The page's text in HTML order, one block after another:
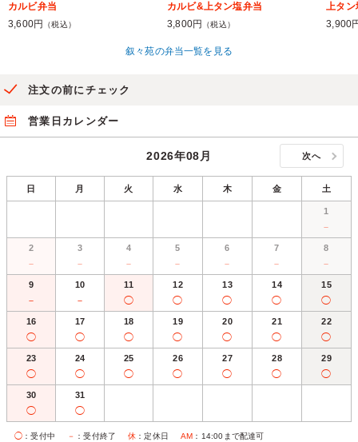
カルビ弁当
3,600円
（税込）
カルビ&上タン塩弁当
3,800円
（税込）
上タン
3,900
叙々苑の弁当一覧を見る
注文の前にチェック
営業日カレンダー
2026年08月 次へ
日 月 火 水 木 金 土
1
－
2
－
3
－
4
－
5
－
6
－
7
－
8
－
9
－
10
－
11
◯
12
◯
13
◯
14
◯
15
◯
16
◯
17
◯
18
◯
19
◯
20
◯
21
◯
22
◯
23
◯
24
◯
25
◯
26
◯
27
◯
28
◯
29
◯
30
◯
31
◯
◯ ：受付中 － ：受付終了 休 ：定休日 AM ：14:00まで配達可